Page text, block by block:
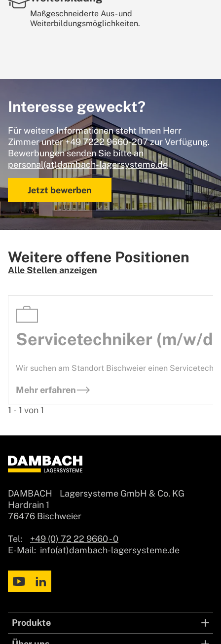
Maßgeschneiderte Aus- und
Weiterbildungsmöglichkeiten.
Interesse geweckt?
Für weitere Informationen steht Ihnen Herr
Zimmer unter +49 7222 9660-207 zur Verfügung.
Bewerbungen senden Sie bitte an
personal(at)dambach-lagersysteme.de
Jetzt bewerben
Weitere offene Positionen
Alle Stellen anzeigen
Servicetechniker (m/w/d)
Wir suchen am Standort Bischweier einen
Mehr erfahren
1 - 1 von 1
DAMBACH Lagersysteme GmbH & Co. KG
Hardrain 1
76476 Bischweier
Tel: +49 (0) 72 22 9660 - 0
E-Mail: info(at)dambach-lagersysteme.de
Produkte
Lagersysteme